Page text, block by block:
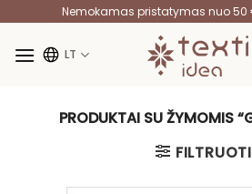
content
Nemokamas pristatymas nuo
LT
PRODUKTAI SU ŽYMOMIS
FILTRUOTI